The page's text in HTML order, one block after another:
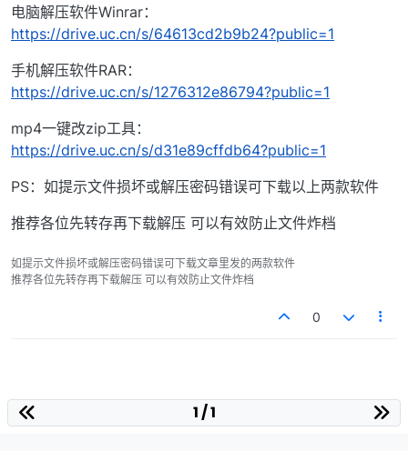
电脑解压软件Winrar：
https://drive.uc.cn/s/64613cd2b9b24?public=1
手机解压软件RAR：
https://drive.uc.cn/s/1276312e86794?public=1
mp4一键改zip工具：
https://drive.uc.cn/s/d31e89cffdb64?public=1
PS：如提示文件损坏或解压密码错误可下载以上两款软件
推荐各位先转存再下载解压 可以有效防止文件炸档
如提示文件损坏或解压密码错误可下载文章里发的两款软件
推荐各位先转存再下载解压 可以有效防止文件炸档
0
1 / 1